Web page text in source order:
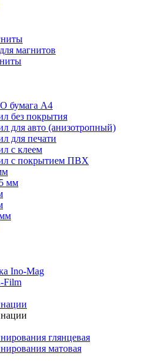
магнитов
бумага А4
без покрытия
для авто (анизотропный)
для печати
с клеем
с покрытием ПВХ
мм
Ino-Mag
Film
глянцевая
матовая